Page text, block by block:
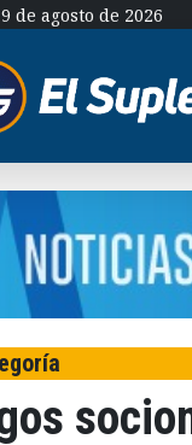
de agosto de 2026